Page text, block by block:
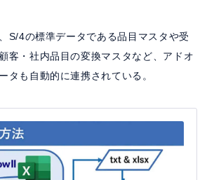
S/4の標準データである品目マスタや受
客・社内品目の変換マスタなど、アドオ
タも自動的に連携されている。